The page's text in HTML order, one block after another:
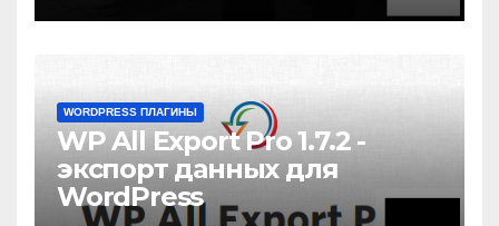
WORDPRESS ПЛАГИНЫ
WP All Export Pro 1.7.2 -
экспорт данных для
WordPress